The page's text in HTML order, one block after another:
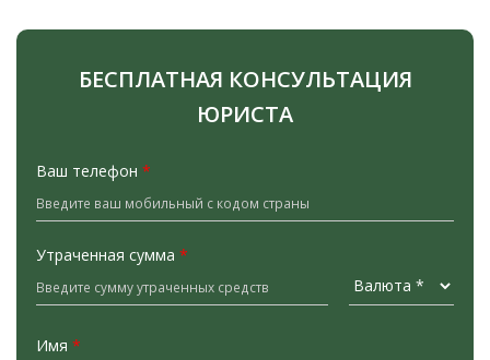
БЕСПЛАТНАЯ КОНСУЛЬТАЦИЯ
ЮРИСТА
Ваш телефон *
Утраченная сумма *
Имя *